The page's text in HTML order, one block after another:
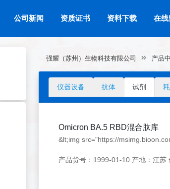
公司新闻 资质证书 资料下载 在
强耀（苏州）生物科技有限公司 产品
仪器设备 抗体 试剂
Omicron BA.5 RBD混合肽库
&lt;img src="https://
产品货号：1999-01-10 产地：江苏